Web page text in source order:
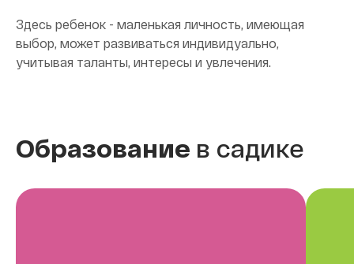
Здесь ребенок - маленькая личность, имеющая
выбор, может развиваться индивидуально,
учитывая таланты, интересы и увлечения.
Образование в садике